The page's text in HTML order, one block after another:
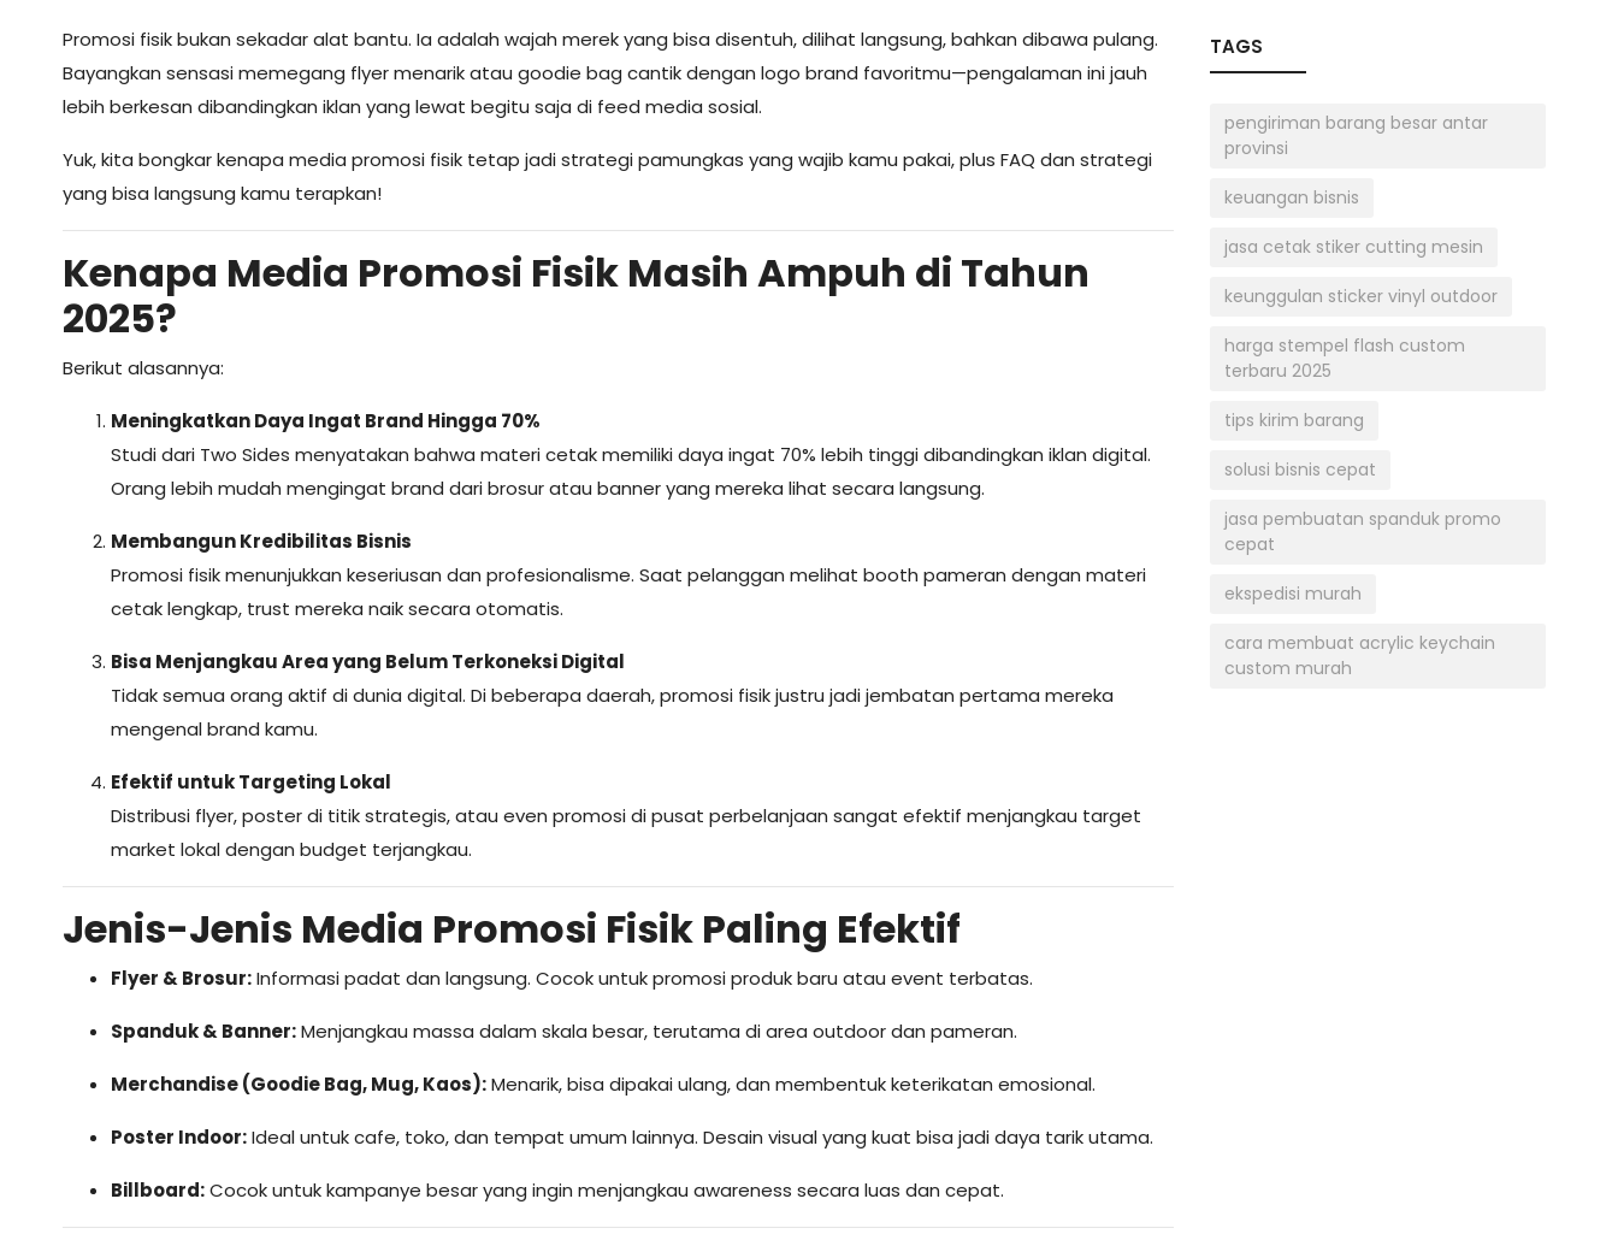
Promosi fisik bukan sekadar alat bantu. Ia adalah wajah merek yang bisa disentuh, dilihat langsung, bahkan dibawa pulang.
Bayangkan sensasi memegang flyer menarik atau goodie bag cantik dengan logo brand favoritmu—pengalaman ini jauh
lebih berkesan dibandingkan iklan yang lewat begitu saja di feed media sosial.
Yuk, kita bongkar kenapa media promosi fisik tetap jadi strategi pamungkas yang wajib kamu pakai, plus FAQ dan strategi
yang bisa langsung kamu terapkan!
Kenapa Media Promosi Fisik Masih Ampuh di Tahun
2025?
Berikut alasannya:
Meningkatkan Daya Ingat Brand Hingga 70%
Studi dari Two Sides menyatakan bahwa materi cetak memiliki daya ingat 70% lebih tinggi dibandingkan iklan digital.
Orang lebih mudah mengingat brand dari brosur atau banner yang mereka lihat secara langsung.
Membangun Kredibilitas Bisnis
Promosi fisik menunjukkan keseriusan dan profesionalisme. Saat pelanggan melihat booth pameran dengan materi
cetak lengkap, trust mereka naik secara otomatis.
Bisa Menjangkau Area yang Belum Terkoneksi Digital
Tidak semua orang aktif di dunia digital. Di beberapa daerah, promosi fisik justru jadi jembatan pertama mereka
mengenal brand kamu.
Efektif untuk Targeting Lokal
Distribusi flyer, poster di titik strategis, atau even promosi di pusat perbelanjaan sangat efektif menjangkau target
market lokal dengan budget terjangkau.
Jenis-Jenis Media Promosi Fisik Paling Efektif
Flyer & Brosur:Informasi padat dan langsung. Cocok untuk promosi produk baru atau event terbatas.
Spanduk & Banner:Menjangkau massa dalam skala besar, terutama di area outdoor dan pameran.
Merchandise (Goodie Bag, Mug, Kaos):Menarik, bisa dipakai ulang, dan membentuk keterikatan emosional.
Poster Indoor:Ideal untuk cafe, toko, dan tempat umum lainnya. Desain visual yang kuat bisa jadi daya tarik utama.
Billboard:Cocok untuk kampanye besar yang ingin menjangkau awareness secara luas dan cepat.
TAGS
pengiriman barang besar antar
provinsi
keuangan bisnis
jasa cetak stiker cutting mesin
keunggulan sticker vinyl outdoor
harga stempel flash custom
terbaru 2025
tips kirim barang
solusi bisnis cepat
jasa pembuatan spanduk promo
cepat
ekspedisi murah
cara membuat acrylic keychain
custom murah